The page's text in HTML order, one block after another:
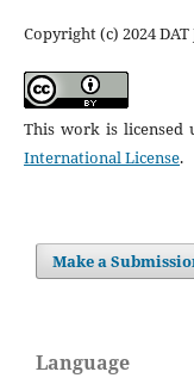
Copyright (c) 2024
This work is licensed
International License.
Make a
Language